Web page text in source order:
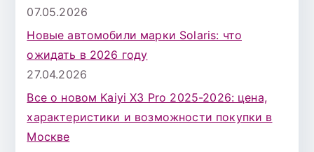
07.05.2026
Новые автомобили марки Solaris: что
ожидать в 2026 году
27.04.2026
Все о новом Kaiyi X3 Pro 2025-2026: цена,
характеристики и возможности покупки в
Москве